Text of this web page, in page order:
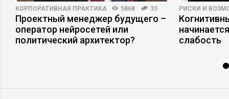
КОРПОРАТИВНАЯ ПРАКТИКА 5868 33
Проектный менеджер будущего –
оператор нейросетей или
политический архитектор?
РИСКИ И
слабость